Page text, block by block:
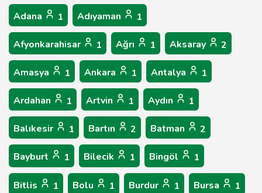
Adana 1 Adıyaman 1
Afyonkarahisar 1 Ağrı 1 Aksaray 2
Amasya 1 Ankara 1 Antalya 1
Ardahan 1 Artvin 1 Aydın 1
Balıkesir 1 Bartın 2 Batman 2
Bayburt 1 Bilecik 1 Bingöl 1
Bitlis 1 Bolu 1 Burdur 1 Bursa 1